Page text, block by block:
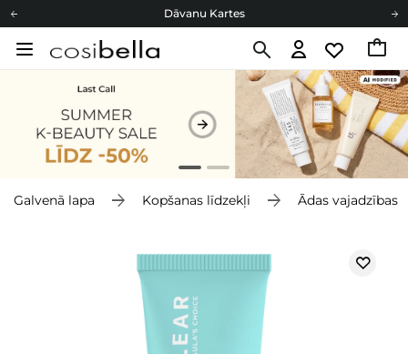
Dāvanu Kartes
Cosibella lojalitātes programma
Galvenā lapa Kopšanas līdzekļi Ādas vajadzības